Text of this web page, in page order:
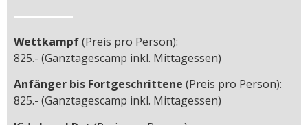
Wettkampf(Preis pro Person):
825.- (Ganztagescamp inkl. Mittagessen)
Anfänger bis Fortgeschrittene (Preis pro Person):
825.- (Ganztagescamp inkl. Mittagessen)